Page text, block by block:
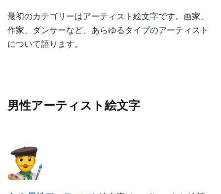
最初のカテゴリーはアーティスト絵文字です。画家、
作家、ダンサーなど、あらゆるタイプのアーティスト
について語ります。
男性アーティスト絵文字